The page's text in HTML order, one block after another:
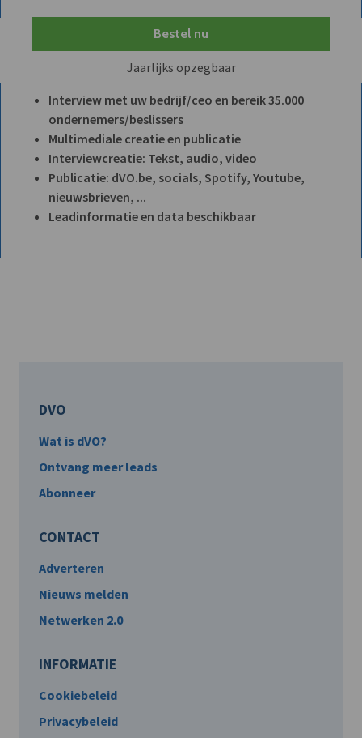
Bestel nu
Jaarlijks opzegbaar
Interview met uw bedrijf/ceo en bereik 35.000
ondernemers/beslissers
Multimediale creatie en publicatie
Interviewcreatie: Tekst, audio, video
Publicatie: dVO.be, socials, Spotify, Youtube,
nieuwsbrieven, ...
Leadinformatie en data beschikbaar
DVO
Wat is dVO?
Ontvang meer leads
Abonneer
CONTACT
Adverteren
Nieuws melden
Netwerken 2.0
INFORMATIE
Cookiebeleid
Privacybeleid